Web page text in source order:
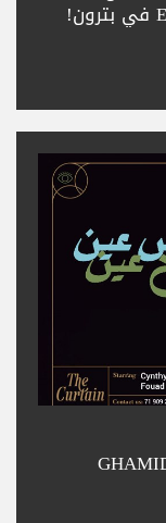
التذاكر الجديد التابع لنا في Eyz Cafe في بترون!
الجميلة
سلس —